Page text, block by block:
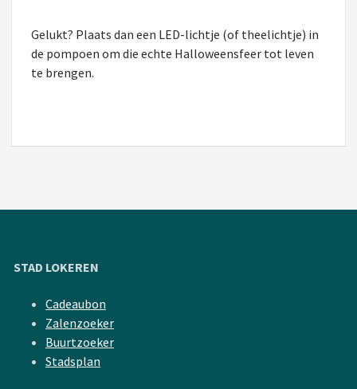
Gelukt? Plaats dan een LED-lichtje (of theelichtje) in
de pompoen om die echte Halloweensfeer tot leven
te brengen.
STAD LOKEREN
Cadeaubon
Zalenzoeker
Buurtzoeker
Stadsplan